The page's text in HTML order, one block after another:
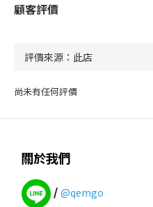
顧客評價
尚未有任何評價
關於我們
/ @qemgo